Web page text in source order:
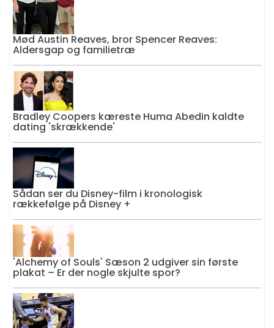
Mød Austin Reaves, bror Spencer Reaves:
Aldersgap og familietræ
Bradley Coopers kæreste Huma Abedin kaldte
dating 'skrækkende'
Sådan ser du Disney-film i kronologisk
rækkefølge på Disney +
'Alchemy of Souls' Sæson 2 udgiver sin første
plakat – Er der nogle skjulte spor?